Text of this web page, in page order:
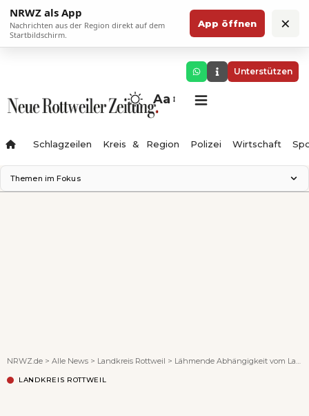
NRWZ als App
Nachrichten aus der Region direkt auf dem
Startbildschirm.
App öffnen ×
Unterstützen
Aa
Schlagzeilen Kreis & Region Polizei Wirtschaft
Themen im Fokus
NRWZ.de > Alle News > Landkreis Rottweil > Lähmende Abhängigkeit vom Landrat? Dr. Aden hält Bürgermeister im Kreistag für fehl am Platz
LANDKREIS ROTTWEIL